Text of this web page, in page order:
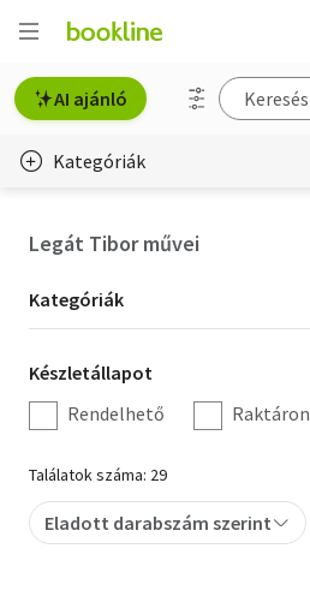
AI ajánló
Kategóriák
Hobbi, szabadidő
Irodalom
Művészet
Szakkönyv
Legát Tibor művei
Kategória
szűrés
Kategóriák
Készletállapot
szűrés
Készletállapot
Rendelhető
Raktáron
Találatok száma: 29
Eladott darabszám szerint